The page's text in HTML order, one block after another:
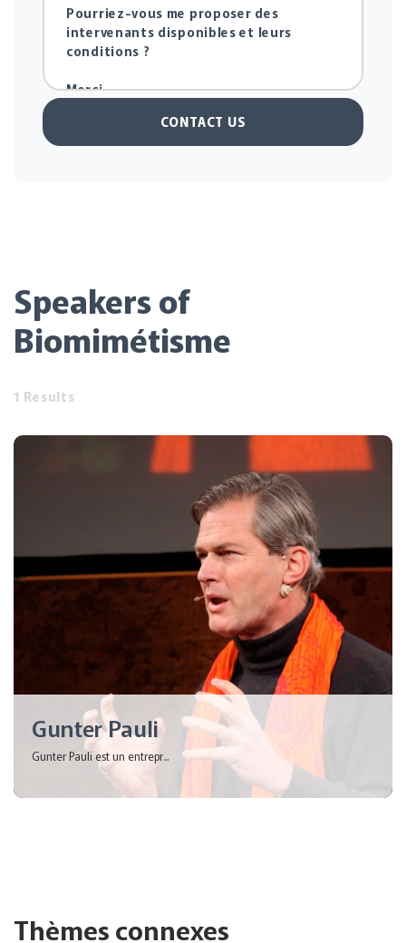
CONTACT US
Speakers of
Biomimétisme
1 Results
Gunter Pauli
Gunter Pauli est un entrepr...
Thèmes connexes